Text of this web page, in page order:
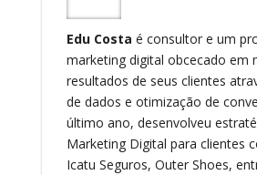
Edu Costa é consultor e um
marketing digital obcecado em
resultados de seus clientes
de dados e otimização de
último ano, desenvolveu
Marketing Digital para clientes
Icatu Seguros, Outer Shoes,